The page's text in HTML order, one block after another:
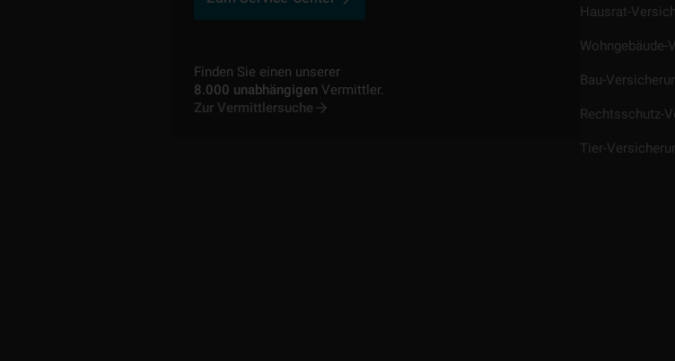
Finden Sie einen unserer
8.000 unabhängigen Vermittler.
Zur Vermittlersuche
Hausrat-
Wohngebäude-
Bau-
Rechtsschutz-
Tier-